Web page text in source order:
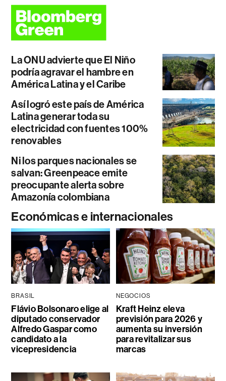
La ONU advierte que El Niño
podría agravar el hambre en
América Latina y el Caribe
Así logró este país de América
Latina generar toda su
electricidad con fuentes 100%
renovables
Ni los parques nacionales se
salvan: Greenpeace emite
preocupante alerta sobre
Amazonía colombiana
Económicas e internacionales
BRASIL
Flávio Bolsonaro elige al
diputado conservador
Alfredo Gaspar como
candidato a la
vicepresidencia
NEGOCIOS
Kraft Heinz eleva
previsión para 2026 y
aumenta su inversión
para revitalizar sus
marcas